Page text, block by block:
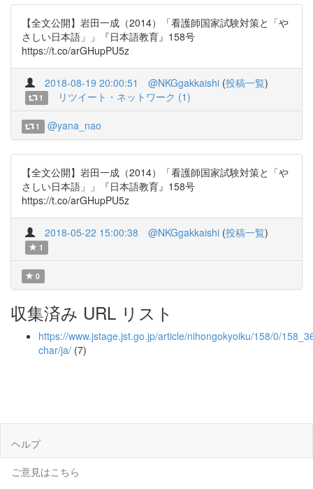
【全文公開】岩田一成（2014）「看護師国家試験対策と「や
さしい日本語」」『日本語教育』158号
https://t.co/arGHupPU5z
2018-08-19 20:00:51 @NKGgakkaishi (投稿一覧)
1 リツイート・ネットワーク (1)
1 @yana_nao
【全文公開】岩田一成（2014）「看護師国家試験対策と「や
さしい日本語」」『日本語教育』158号
https://t.co/arGHupPU5z
2018-05-22 15:00:38 @NKGgakkaishi (投稿一覧)
1
0
収集済み URL リスト
https://www.jstage.jst.go.jp/article/nihongokyoiku/158/0/
char/ja/ (7)
ヘルプ
ご意見はこちら